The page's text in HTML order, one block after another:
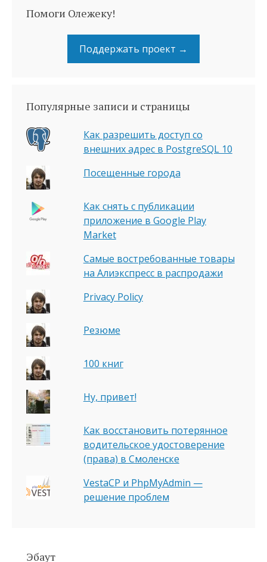
Помоги Олежеку!
Поддержать проект →
Популярные записи и страницы
Как разрешить доступ со
внешних адрес в PostgreSQL 10
Посещенные города
Как снять с публикации
приложение в Google Play
Market
Самые востребованные товары
на Алиэкспресс в распродажи
Privacy Policy
Резюме
100 книг
Ну, привет!
Как восстановить потерянное
водительское удостоверение
(права) в Смоленске
VestaCP и PhpMyAdmin —
решение проблем
Эбаут